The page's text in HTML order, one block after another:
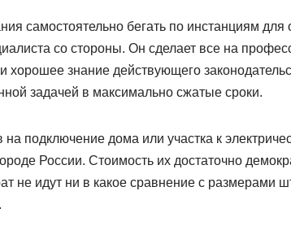
самостоятельно бегать по инстанциям
со стороны. Он сделает все на
хорошее знание действующего
задачей в максимально сжатые сроки.
подключение дома или участка к
России. Стоимость их достаточно
не идут ни в какое сравнение с размерами